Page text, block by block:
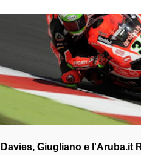
Davies, Giugliano e l'Aruba.it
CHAZ DAVIES DAVIDE